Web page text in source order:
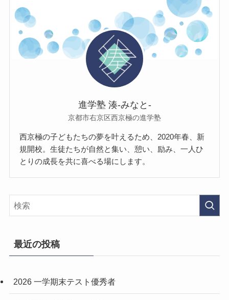
進学塾 湊-みなと-
京都市右京区西京極の進学塾
西京極の子どもたちの夢を叶えるため、2020年春、新
規開校。生徒たちが自然と集い、憩い、励み、一人ひ
とりの成長を共に喜べる場にします。
最近の投稿
2026 一学期末テスト優秀者